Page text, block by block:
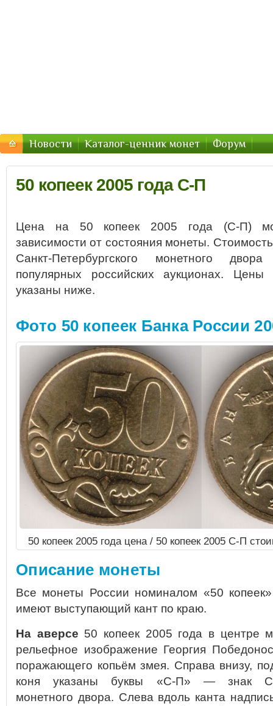
Новости Каталог-ценник монет Форум
50 копеек 2005 года С-П
Цена на 50 копеек 2005 года (С-П)
зависимости от состояния монеты.
Санкт-Петербургского монетного
популярных российских аукционах. Цены
указаны ниже.
Фото 50 копеек Банка России
50 копеек 2005 года цена / 50 копеек 2005 С-П
Описание монеты
Все монеты России номиналом «50
имеют выступающий кант по краю.
На аверсе 50 копеек 2005 года в центре
рельефное изображение Георгия
поражающего копьём змея. Справа внизу,
коня указаны буквы «С-П» — знак
монетного двора. Слева вдоль канта